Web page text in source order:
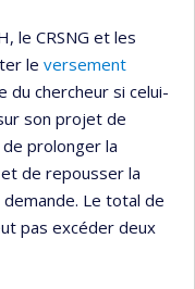
le CRSNG et les
le versement
du chercheur si celui-
son projet de
prolonger la
de repousser la
Le total de
pas excéder deux